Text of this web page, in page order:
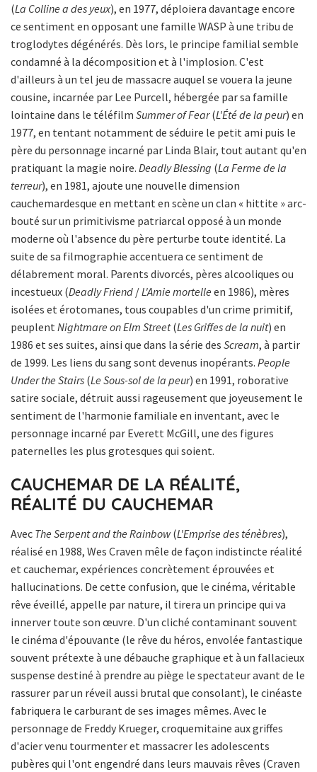
(La Colline a des yeux), en 1977, déploiera davantage encore
ce sentiment en opposant une famille WASP à une tribu de
troglodytes dégénérés. Dès lors, le principe familial semble
condamné à la décomposition et à l'implosion. C'est
d'ailleurs à un tel jeu de massacre auquel se vouera la jeune
cousine, incarnée par Lee Purcell, hébergée par sa famille
lointaine dans le téléfilm Summer of Fear(L'Été de la peur) en
1977, en tentant notamment de séduire le petit ami puis le
père du personnage incarné par Linda Blair, tout autant qu'en
pratiquant la magie noire. Deadly Blessing (La Ferme de la
terreur), en 1981, ajoute une nouvelle dimension
cauchemardesque en mettant en scène un clan « hittite » arc-
bouté sur un primitivisme patriarcal opposé à un monde
moderne où l'absence du père perturbe toute identité. La
suite de sa filmographie accentuera ce sentiment de
délabrement moral. Parents divorcés, pères alcooliques ou
incestueux (Deadly Friend /L'Amie mortelle en 1986), mères
isolées et érotomanes, tous coupables d'un crime primitif,
peuplent Nightmare on Elm Street(Les Griffes de la nuit) en
1986 et ses suites, ainsi que dans la série des Scream, à partir
de 1999. Les liens du sang sont devenus inopérants. People
Under the Stairs (Le Sous-sol de la peur) en 1991, roborative
satire sociale, détruit aussi rageusement que joyeusement le
sentiment de l'harmonie familiale en inventant, avec le
personnage incarné par Everett McGill, une des figures
paternelles les plus grotesques qui soient.
CAUCHEMAR DE LA RÉALITÉ,
RÉALITÉ DU CAUCHEMAR
Avec The Serpent and the Rainbow(L'Emprise des ténèbres),
réalisé en 1988, Wes Craven mêle de façon indistincte réalité
et cauchemar, expériences concrètement éprouvées et
hallucinations. De cette confusion, que le cinéma, véritable
rêve éveillé, appelle par nature, il tirera un principe qui va
innerver toute son œuvre. D'un cliché contaminant souvent
le cinéma d'épouvante (le rêve du héros, envolée fantastique
souvent prétexte à une débauche graphique et à un fallacieux
suspense destiné à prendre au piège le spectateur avant de le
rassurer par un réveil aussi brutal que consolant), le cinéaste
fabriquera le carburant de ses images mêmes. Avec le
personnage de Freddy Krueger, croquemitaine aux griffes
d'acier venu tourmenter et massacrer les adolescents
pubères qui l'ont engendré dans leurs mauvais rêves (Craven